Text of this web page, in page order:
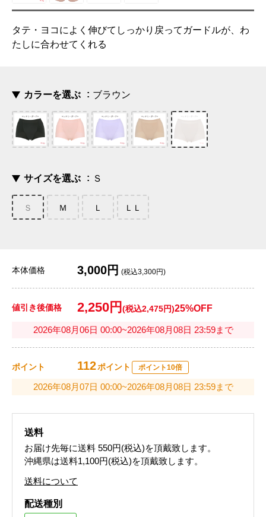
タテ・ヨコによく伸びてしっかり戻ってガードルが、わ
たしに合わせてくれる
カラーを選ぶ ブラウン
サイズを選ぶ Ｓ
Ｓ Ｍ Ｌ ＬＬ
本体価格 3,000円 (税込3,300円)
値引き後価格 2,250円 (税込2,475円)25%OFF
2026年08月06日 00:00~2026年08月08日 23:59まで
ポイント 112ポイント ポイント10倍
2026年08月07日 00:00~2026年08月08日 23:59まで
送料
お届け先毎に送料 550円(税込)を頂戴致します。
沖縄県は送料1,100円(税込)を頂戴致します。
送料について
配送種別